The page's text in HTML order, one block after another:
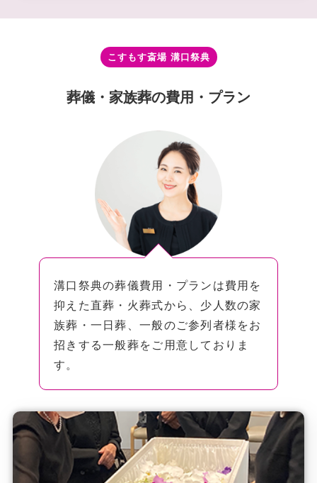
こすもす斎場 溝⼝祭典
葬儀・家族葬の費⽤・プラン
溝口祭典の葬儀費用・プランは費用を
抑えた直葬・火葬式から、少人数の家
族葬・一日葬、一般のご参列者様をお
招きする一般葬をご用意しておりま
す。